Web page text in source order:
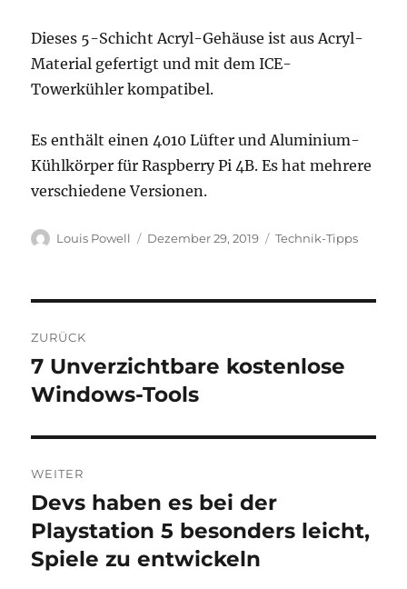
Dieses 5-Schicht Acryl-Gehäuse ist aus Acryl-
Material gefertigt und mit dem ICE-
Towerkühler kompatibel.
Es enthält einen 4010 Lüfter und Aluminium-
Kühlkörper für Raspberry Pi 4B. Es hat mehrere
verschiedene Versionen.
Autor
Louis Powell
Veröffentlicht
Dezember 29, 2019 Kategorien
Technik-Tipps
ZURÜCK
Vorheriger
Beitrag:
7 Unverzichtbare kostenlose
Windows-Tools
WEITER
Nächster
Beitrag:
Devs haben es bei der
Playstation 5 besonders leicht,
Spiele zu entwickeln